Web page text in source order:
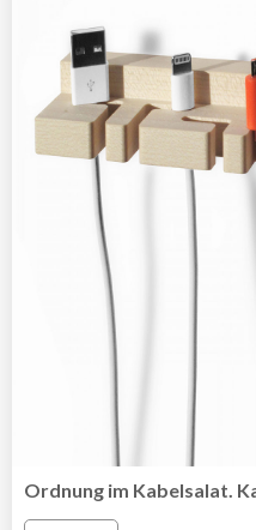
Ordnung im Kabelsalat.